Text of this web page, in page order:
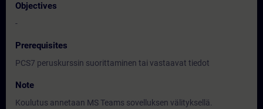
Objectives
-
Prerequisites
PCS7 peruskurssin suorittaminen tai vastaavat tiedot
Note
Koulutus annetaan MS Teams sovelluksen välityksellä.